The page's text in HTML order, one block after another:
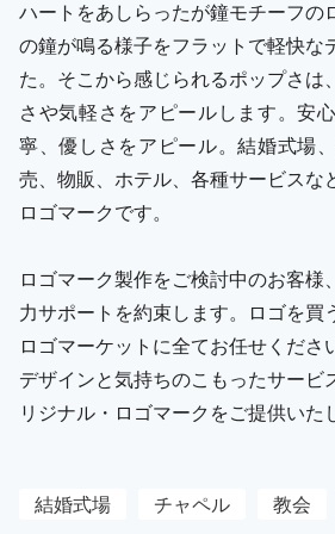
ハートをあしらったが鐘モチーフの
の鐘が鳴る様子をフラットで軽快な
た。そこから感じられるポップさは
さや気軽さをアピールします。安
寧、優しさをアピール。結婚式場
売、物販、ホテル、各種サービスな
ロゴマークです。
ロゴマーク製作をご検討中のお客様
力サポートを約束します。ロゴを買
ロゴマーケットに全てお任せくださ
デザインと気持ちのこもったサービ
リジナル・ロゴマークをご提供いた
結婚式場 チャペル 教会